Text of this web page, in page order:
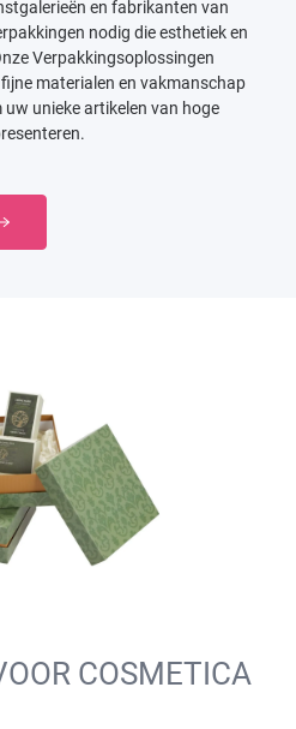
en fabrikanten van
nodig die esthetiek en
Verpakkingsoplossingen
materialen en vakmanschap
unieke artikelen van hoge
COSMETICA